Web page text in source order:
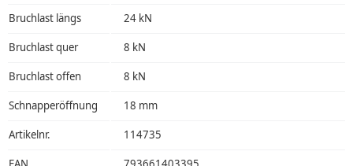
Bruchlast längs 24 kN
Bruchlast quer 8 kN
Bruchlast offen 8 kN
Schnapperöffnung 18 mm
Artikelnr. 114735